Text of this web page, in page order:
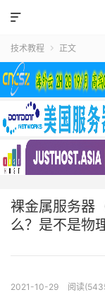

技术教程  正文
裸金属服务器
么？是不是物
2021-10-29 阅读